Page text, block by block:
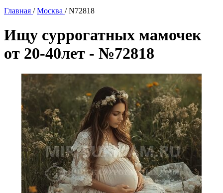
Главная / Москва /N72818
Ищу суррогатных мамочек
от 20-40лет - №72818